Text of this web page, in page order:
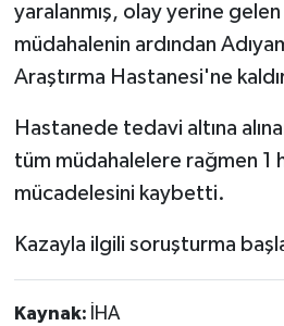
yaralanmış, olay yerine
müdahalenin ardından
Araştırma Hastanesi'ne
Hastanede tedavi altına
tüm müdahalelere rağmen 1
mücadelesini kaybetti.
Kazayla ilgili soruşturma
Kaynak: İHA